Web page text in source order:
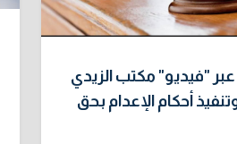
"فيديو" مكتب الزيدي
أحكام الإعدام بحق